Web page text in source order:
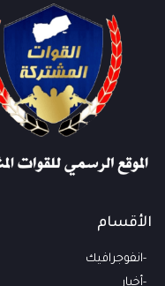
الأقسام
انفوجرافيك
أخبار